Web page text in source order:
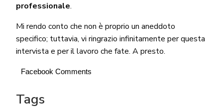
professionale.
Mi rendo conto che non è proprio un aneddoto
specifico; tuttavia, vi ringrazio infinitamente per questa
intervista e per il lavoro che fate. A presto.
Facebook Comments
Tags